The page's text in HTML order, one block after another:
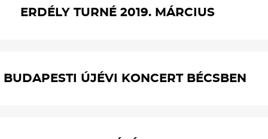
ERDÉLY TURNÉ 2019. MÁRCIUS
BUDAPESTI ÚJÉVI KONCERT BÉCSBEN